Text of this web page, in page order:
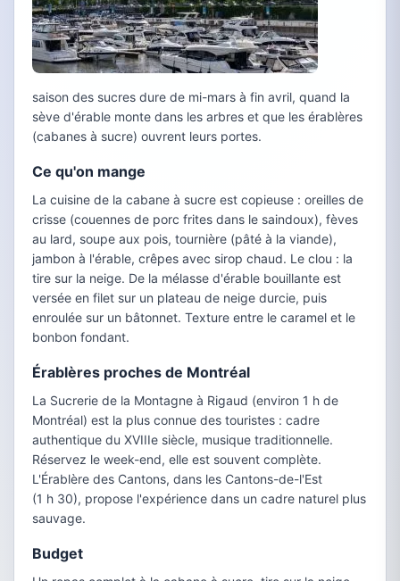
saison des sucres dure de mi-mars à fin avril, quand la
sève d'érable monte dans les arbres et que les érablères
(cabanes à sucre) ouvrent leurs portes.
Ce qu'on mange
La cuisine de la cabane à sucre est copieuse : oreilles de
crisse (couennes de porc frites dans le saindoux), fèves
au lard, soupe aux pois, tournière (pâté à la viande),
jambon à l'érable, crêpes avec sirop chaud. Le clou : la
tire sur la neige. De la mélasse d'érable bouillante est
versée en filet sur un plateau de neige durcie, puis
enroulée sur un bâtonnet. Texture entre le caramel et le
bonbon fondant.
Érablères proches de Montréal
La Sucrerie de la Montagne à Rigaud (environ 1 h de
Montréal) est la plus connue des touristes : cadre
authentique du XVIIIe siècle, musique traditionnelle.
Réservez le week-end, elle est souvent complète.
L'Érablère des Cantons, dans les Cantons-de-l'Est
(1 h 30), propose l'expérience dans un cadre naturel plus
sauvage.
Budget